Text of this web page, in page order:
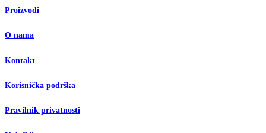
Proizvodi
O nama
Kontakt
Korisnička podrška
Pravilnik privatnosti